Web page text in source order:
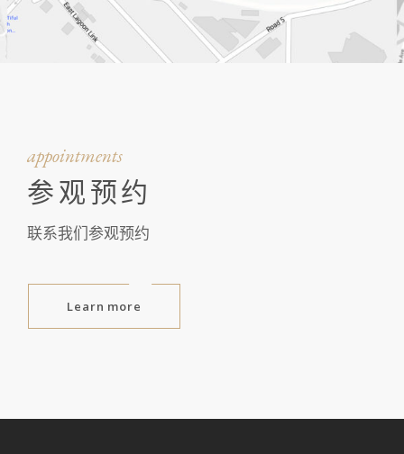
appointments
参观预约
联系我们参观预约
Learn more